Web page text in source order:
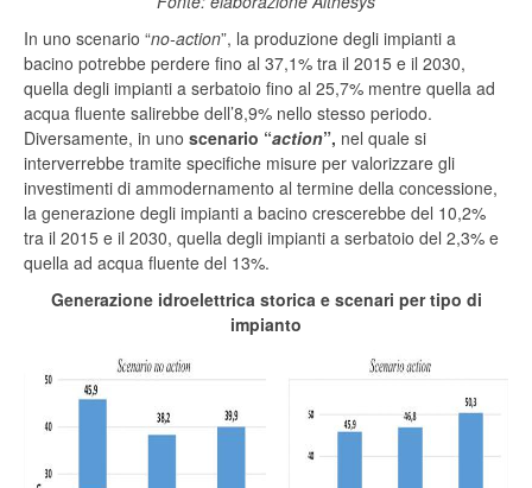
In uno scenario “no-action”, la produzione degli impianti a
bacino potrebbe perdere fino al 37,1% tra il 2015 e il 2030,
quella degli impianti a serbatoio fino al 25,7% mentre quella ad
acqua fluente salirebbe dell’8,9% nello stesso periodo.
Diversamente, in uno scenario “action”, nel quale si
interverrebbe tramite specifiche misure per valorizzare gli
investimenti di ammodernamento al termine della concessione,
la generazione degli impianti a bacino crescerebbe del 10,2%
tra il 2015 e il 2030, quella degli impianti a serbatoio del 2,3% e
quella ad acqua fluente del 13%.
Generazione idroelettrica storica e scenari per tipo di
impianto